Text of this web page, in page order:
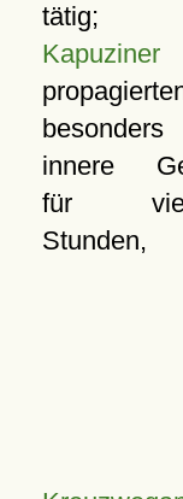
tätig;
Kapuziner
besonders
innere
für
Stunden,